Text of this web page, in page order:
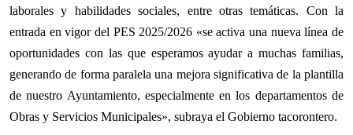
laborales y habilidades sociales, entre otras temáticas. Con la
entrada en vigor del PES 2025/2026 «se activa una nueva línea de
oportunidades con las que esperamos ayudar a muchas familias,
generando de forma paralela una mejora significativa de la plantilla
de nuestro Ayuntamiento, especialmente en los departamentos de
Obras y Servicios Municipales», subraya el Gobierno tacorontero.